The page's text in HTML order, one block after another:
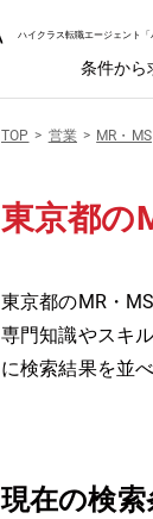
ハイクラス転職エージェント「
条件から
TOP 営業 MR・MS
東京都の
東京都のMR・
専門知識やスキ
に検索結果を並
現在の検索